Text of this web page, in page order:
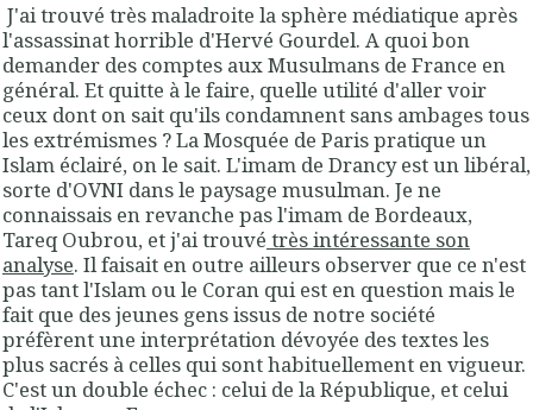
J'ai trouvé très maladroite la sphère médiatique après
l'assassinat horrible d'Hervé Gourdel. A quoi bon
demander des comptes aux Musulmans de France en
général. Et quitte à le faire, quelle utilité d'aller voir
ceux dont on sait qu'ils condamnent sans ambages tous
les extrémismes ? La Mosquée de Paris pratique un
Islam éclairé, on le sait. L'imam de Drancy est un libéral,
sorte d'OVNI dans le paysage musulman. Je ne
connaissais en revanche pas l'imam de Bordeaux,
Tareq Oubrou, et j'ai trouvé très intéressante son
analyse. Il faisait en outre ailleurs observer que ce n'est
pas tant l'Islam ou le Coran qui est en question mais le
fait que des jeunes gens issus de notre société
préfèrent une interprétation dévoyée des textes les
plus sacrés à celles qui sont habituellement en vigueur.
C'est un double échec : celui de la République, et celui